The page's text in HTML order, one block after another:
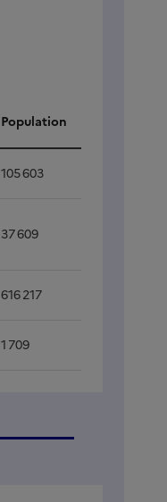
Population
105 603
37 609
616 217
1 709